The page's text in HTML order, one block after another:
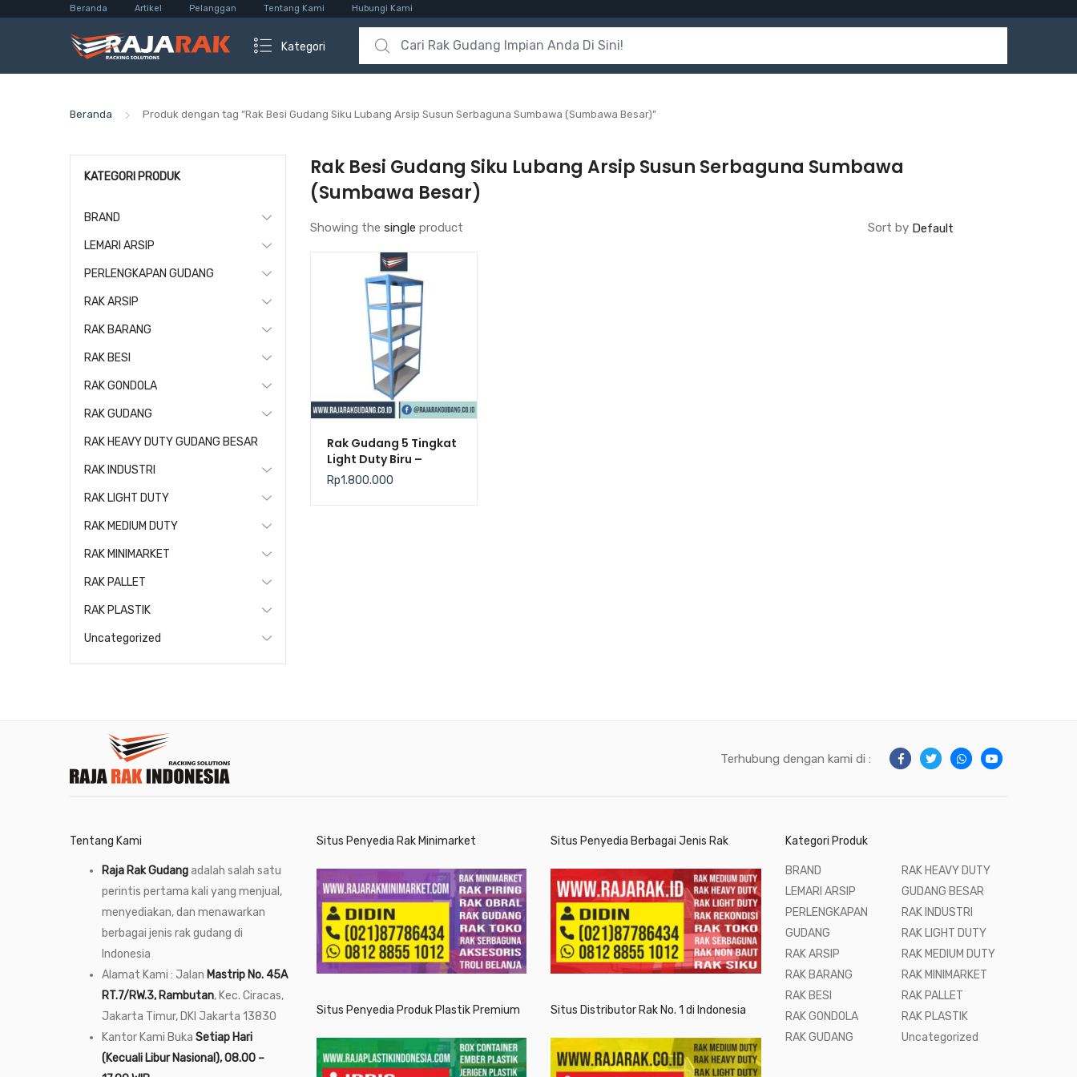
Beranda Artikel Pelanggan Tentang Kami Hubungi Kami
Kategori
Search for:
Beranda Produk dengan tag “Rak Besi Gudang Siku Lubang Arsip Susun Serbaguna Sumbawa (Sumbawa Besar)”
Rak Besi Gudang Siku Lubang Arsip Susun Serbaguna Sumbawa
(Sumbawa Besar)
Showing the single product Sort by
Rak Gudang 5 Tingkat
Light Duty Biru –
Krisbow
Rp1.800.000
KATEGORI PRODUK
BRAND
LEMARI ARSIP
PERLENGKAPAN GUDANG
RAK ARSIP
RAK BARANG
RAK BESI
RAK GONDOLA
RAK GUDANG
RAK HEAVY DUTY GUDANG BESAR
RAK INDUSTRI
RAK LIGHT DUTY
RAK MEDIUM DUTY
RAK MINIMARKET
RAK PALLET
RAK PLASTIK
Uncategorized
Terhubung dengan kami di :
Tentang Kami
Raja Rak Gudangadalah salah satu
perintis pertama kali yang menjual,
menyediakan, dan menawarkan
berbagai jenis rak gudang di
Indonesia
Alamat Kami : Jalan Mastrip No. 45A
RT.7/RW.3, Rambutan, Kec. Ciracas,
Jakarta Timur, DKI Jakarta 13830
Kantor Kami Buka Setiap Hari
(Kecuali Libur Nasional), 08.00 –
Situs Penyedia Rak Minimarket
Situs Penyedia Produk Plastik Premium
Situs Penyedia Berbagai Jenis Rak
Situs Distributor Rak No. 1 di Indonesia
Kategori Produk
BRAND
LEMARI ARSIP
PERLENGKAPAN
GUDANG
RAK ARSIP
RAK BARANG
RAK BESI
RAK GONDOLA
RAK GUDANG
RAK HEAVY DUTY
GUDANG BESAR
RAK INDUSTRI
RAK LIGHT DUTY
RAK MEDIUM DUTY
RAK MINIMARKET
RAK PALLET
RAK PLASTIK
Uncategorized